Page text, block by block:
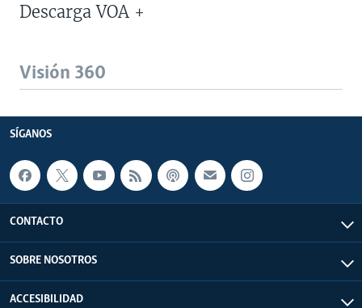
Descarga VOA +
Visión 360
SÍGANOS
CONTACTO
SOBRE NOSOTROS
ACCESIBILIDAD